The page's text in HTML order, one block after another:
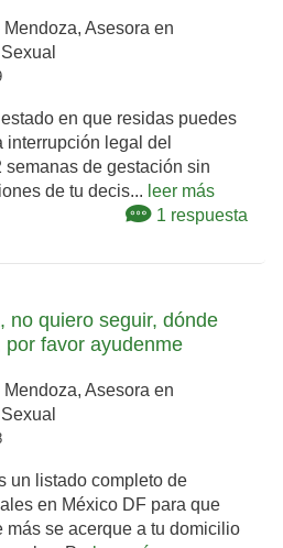
Asesora en
en que residas puedes
legal del
de gestación sin
de tu decis... leer más
1 respuesta
no quiero seguir, dónde
favor ayudenme
Asesora en
un listado completo de
en México DF para que
más se acerque a tu domicilio